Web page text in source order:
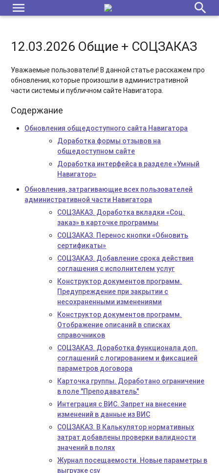
menu search
12.03.2026 Общие + СОЦЗАКАЗ
Уважаемые пользователи! В данной статье расскажем про
обновления, которые произошли в административной
части системы и публичном сайте Навигатора.
Содержание
Обновления общедоступного сайта Навигатора
Доработка формы отзывов на
общедоступном сайте
Доработка интерфейса в разделе «Умный
Навигатор»
Обновления, затрагивающие всех пользователей
административной части Навигатора
СОЦЗАКАЗ. Доработка вкладки «Соц.
заказ» в карточке программы
СОЦЗАКАЗ. Перенос кнопки «Обновить
сертификаты»
СОЦЗАКАЗ. Добавление срока действия
соглашения с исполнителем услуг
Конструктор документов программ.
Предупреждение при закрытии с
несохраненными изменениями
Конструктор документов программ.
Отображение описаний в списках
справочников
СОЦЗАКАЗ. Доработка функционала доп.
соглашений с логированием и фиксацией
параметров договора
Карточка группы. Доработано ограничение
в поле "Преподаватель"
Интеграция с ВИС. Запрет на внесение
изменений в данные из ВИС
СОЦЗАКАЗ. В Калькулятор нормативных
затрат добавлены проверки валидности
значений в полях
Журнал посещаемости. Новые параметры в
выгрузке csv